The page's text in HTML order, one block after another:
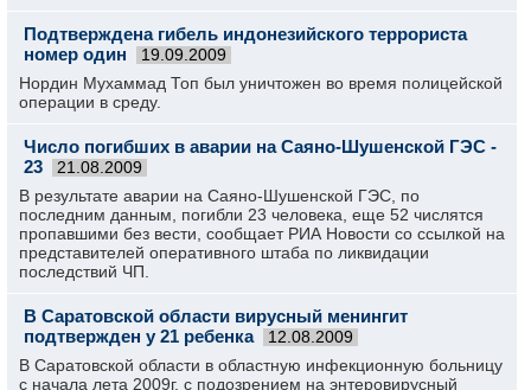
Подтверждена гибель индонезийского террориста
номер один
19.09.2009
Нордин Мухаммад Топ был уничтожен во время полицейской
операции в среду.
Число погибших в аварии на Саяно-Шушенской ГЭС -
23
21.08.2009
В результате аварии на Саяно-Шушенской ГЭС, по
последним данным, погибли 23 человека, еще 52 числятся
пропавшими без вести, сообщает РИА Новости со ссылкой на
представителей оперативного штаба по ликвидации
последствий ЧП.
В Саратовской области вирусный менингит
подтвержден у 21 ребенка
12.08.2009
В Саратовской области в областную инфекционную больницу
с начала лета 2009г. с подозрением на энтеровирусный